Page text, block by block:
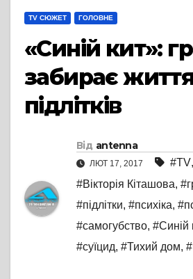
TV СЮЖЕТ ГОЛОВНЕ
«Синій кит»:
забирає життя
підлітків
Від antenna
ЛЮТ 17, 2017 #TV,
#Вікторія Кіташова,
#підлітки, #психіка,
#самогубство, #Синій
#суїцид, #Тихий дом,